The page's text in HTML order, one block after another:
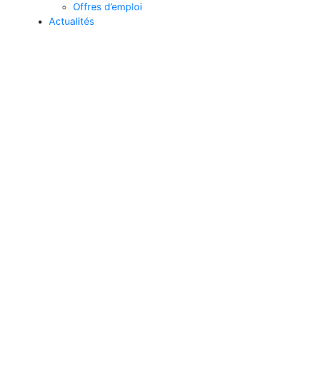
Offres d’emploi
Actualités